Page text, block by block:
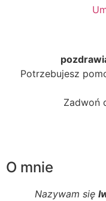
O mnie
Nazywam się
Potrzebujesz
Zadwoń